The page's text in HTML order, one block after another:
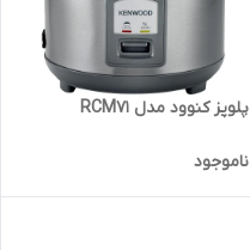
پلوپز کنوود مدل RCM71
ناموجود